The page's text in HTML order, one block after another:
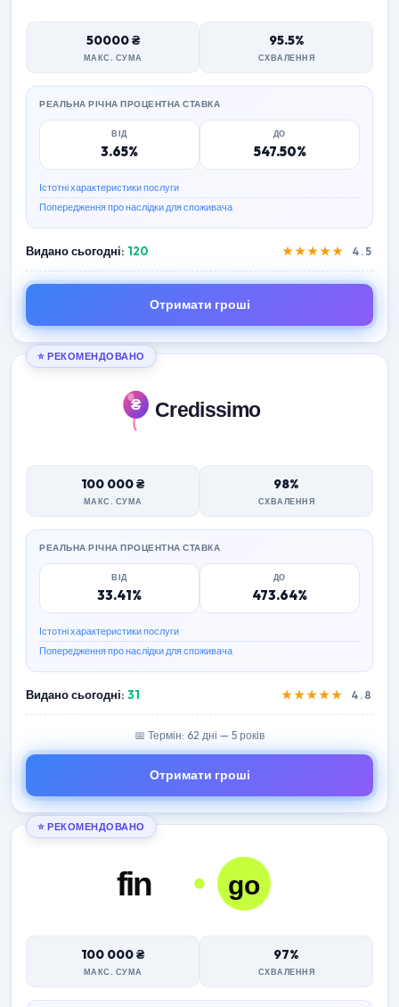
50000 ₴
МАКС. СУМА
95.5%
СХВАЛЕННЯ
РЕАЛЬНА РІЧНА ПРОЦЕНТНА СТАВКА
ВІД
3.65%
ДО
547.50%
Істотні характеристики послуги
Попередження про наслідки для споживача
Видано сьогодні: 120 ★★★★★ 4.5
Отримати гроші
⭐ РЕКОМЕНДОВАНО
100 000 ₴
МАКС. СУМА
98%
СХВАЛЕННЯ
РЕАЛЬНА РІЧНА ПРОЦЕНТНА СТАВКА
ВІД
33.41%
ДО
473.64%
Істотні характеристики послуги
Попередження про наслідки для споживача
Видано сьогодні: 31 ★★★★★ 4.8
📅 Термін: 62 дні — 5 років
Отримати гроші
⭐ РЕКОМЕНДОВАНО
100 000 ₴
МАКС. СУМА
97%
СХВАЛЕННЯ